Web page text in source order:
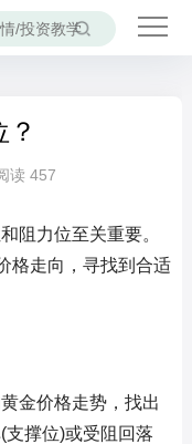
读 457
阻力位至关重要。
格走向，寻找到合适
金价格走势，找出
撑位)或受阻回落